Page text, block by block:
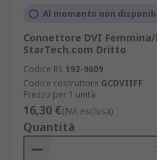
Al momento non
Connettore DVI
StarTech.com Dritto
Codice RS 192-9609
Codice costruttore GCDVIIFF
Prezzo per 1 unità
16,30 €(IVA esclusa)
Quantità